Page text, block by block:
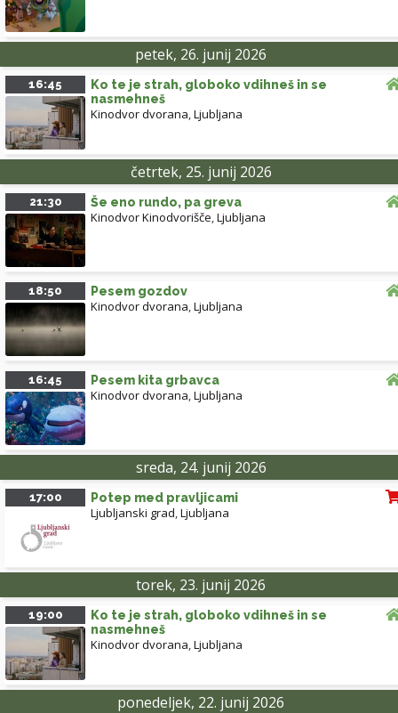
petek, 26. junij 2026
16:45
Ko te je strah, globoko vdihneš in se
nasmehneš
Kinodvor dvorana,Ljubljana
četrtek, 25. junij 2026
21:30 Še eno rundo, pa greva
Kinodvor Kinodvorišče,Ljubljana
18:50 Pesem gozdov
Kinodvor dvorana,Ljubljana
16:45 Pesem kita grbavca
Kinodvor dvorana,Ljubljana
sreda, 24. junij 2026
17:00 Potep med pravljicami
Ljubljanski grad,Ljubljana
torek, 23. junij 2026
19:00
Ko te je strah, globoko vdihneš in se
nasmehneš
Kinodvor dvorana,Ljubljana
ponedeljek, 22. junij 2026